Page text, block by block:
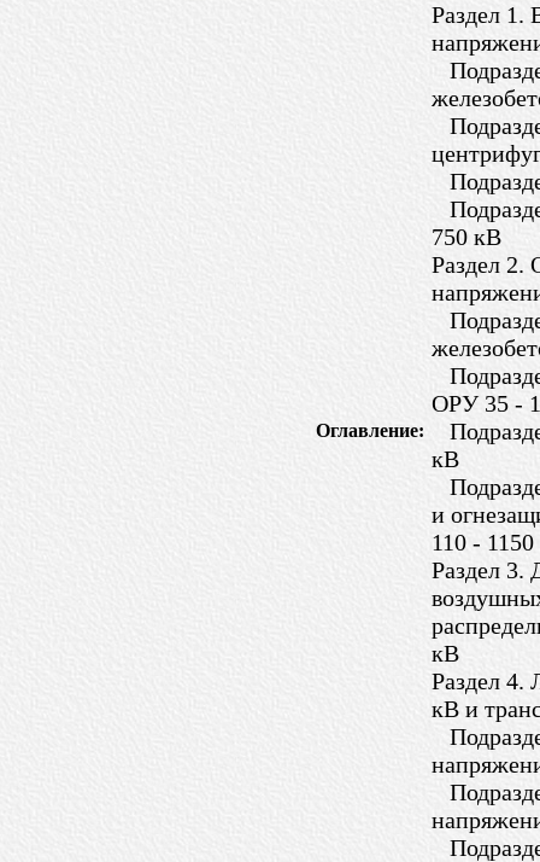
Оглавление:
Раздел 1.
750 кВ
Раздел 2.
ОРУ 35 -
кВ
и
110 -
Раздел 3.
кВ
Раздел 4.
кВ и